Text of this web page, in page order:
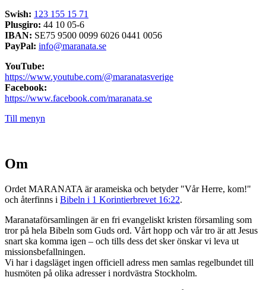
Swish: 123 155 15 71
Plusgiro: 44 10 05-6
IBAN: SE75 9500 0099 6026 0441 0056
PayPal: info@maranata.se
YouTube:
https://www.youtube.com/@maranatasverige
Facebook:
https://www.facebook.com/maranata.se
Till menyn
Om
Ordet MARANATA är arameiska och betyder "Vår Herre, kom!"
och återfinns i Bibeln i 1 Korintierbrevet 16:22.
Maranataförsamlingen är en fri evangeliskt kristen församling som
tror på hela Bibeln som Guds ord. Vårt hopp och vår tro är att Jesus
snart ska komma igen – och tills dess det sker önskar vi leva ut
missionsbefallningen.
Vi har i dagsläget ingen officiell adress men samlas regelbundet till
husmöten på olika adresser i nordvästra Stockholm.